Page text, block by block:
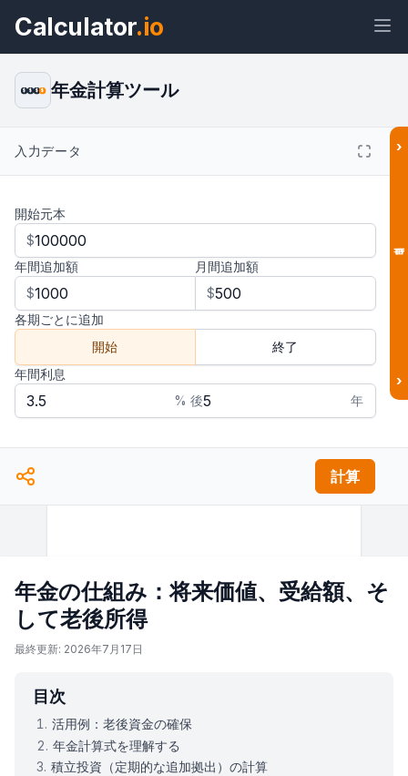
Calculator.io
$ $ $ $ 年金計算ツール
入力データ
開始元本
$
年間追加額
$
月間追加額
$
各期ごとに追加
開始
終了
年間利息
% 後
年
計算
›
›
年金の仕組み：将来価値、受給額、そ
して老後所得
最終更新: 2026年7月17日
目次
活用例：老後資金の確保
年金計算式を理解する
積立投資（定期的な追加拠出）の計算